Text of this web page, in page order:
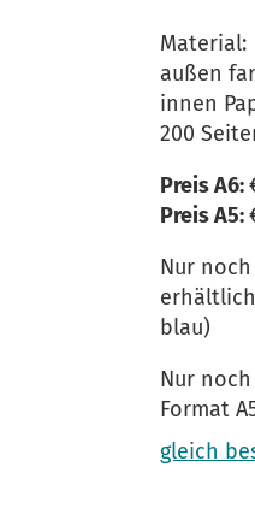
Material:
außen
innen
200
Preis A6:
Preis A5:
Nur noch
blau)
Nur
Format
gleich